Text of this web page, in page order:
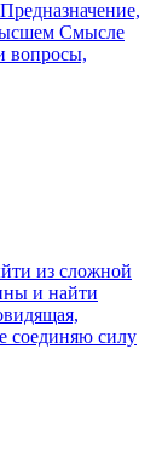
Смысле
вопросы,
из сложной
и найти
соединяю силу